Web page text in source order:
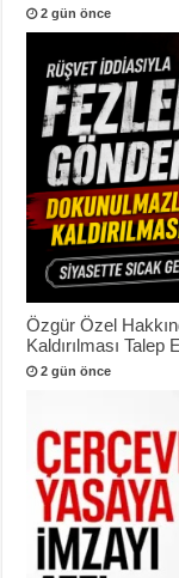
2 gün önce
Özgür Özel
Kaldırılması Talep
2 gün önce